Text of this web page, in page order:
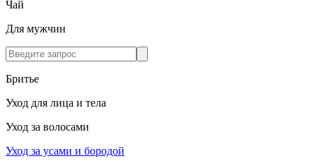
Чай
Для мужчин
Бритье
Уход для лица и тела
Уход за волосами
Уход за усами и бородой